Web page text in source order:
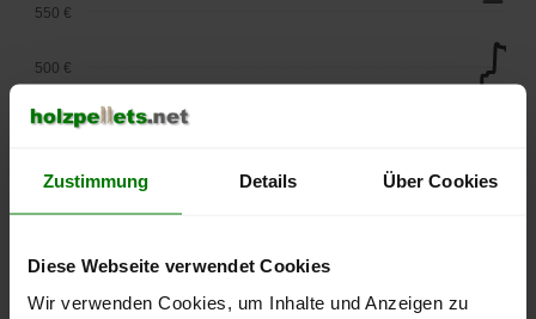
Zustimmung Details Über Cookies
Diese Webseite verwendet Cookies
Wir verwenden Cookies, um Inhalte und Anzeigen zu
400 €
450 €
500 €
550 €